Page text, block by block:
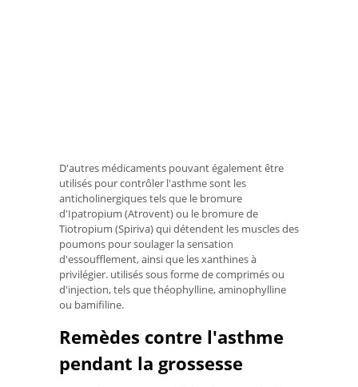
D'autres médicaments pouvant également être
utilisés pour contrôler l'asthme sont les
anticholinergiques tels que le bromure
d'Ipatropium (Atrovent) ou le bromure de
Tiotropium (Spiriva) qui détendent les muscles des
poumons pour soulager la sensation
d'essoufflement, ainsi que les xanthines à
privilégier. utilisés sous forme de comprimés ou
d'injection, tels que théophylline, aminophylline
ou bamifiline.
Remèdes contre l'asthme
pendant la grossesse